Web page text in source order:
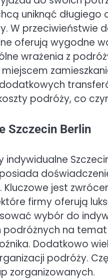
uniknąć długiego
W przeciwieństwie
oferują wygodne
wrażenia z
podróży, co
Szczecin Berlin
jest
firmy oferują
wybór do
na
Dodatkowo
podróży.
zorganizowanych.